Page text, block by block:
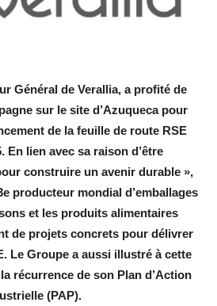
Général de Verallia, a profité de
sur le site d’Azuqueca pour
de la feuille de route RSE
En lien avec sa raison d’être
construire un avenir durable »,
producteur mondial d’emballages
et les produits alimentaires
de projets concrets pour délivrer
Le Groupe a aussi illustré à cette
récurrence de son Plan d’Action
(PAP).